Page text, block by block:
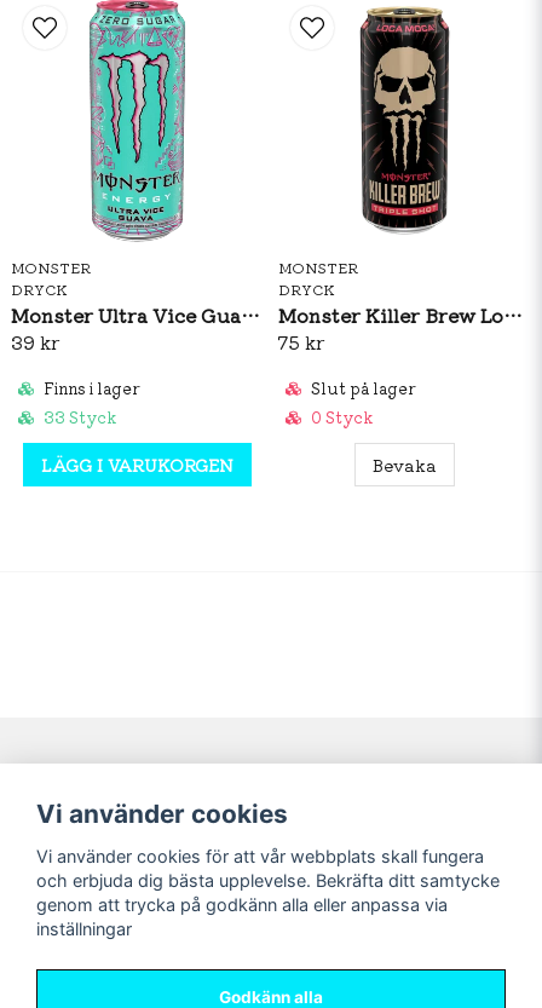
MONSTER
DRYCK
Monster Ultra Vice Guava 473ml
39 kr
Finns i lager
33 Styck
LÄGG I VARUKORGEN
MONSTER
DRYCK
Monster Killer Brew Loca Moca 437ml
75 kr
Slut på lager
0 Styck
Bevaka
Navigering
Nyheter!
Förbeställning
Mitt konto
Logga in
Registrera dig
Glömt lösenord?
Sociala medier
Vi använder cookies
Vi använder cookies för att vår webbplats skall fungera
och erbjuda dig bästa upplevelse. Bekräfta ditt samtycke
genom att trycka på godkänn alla eller anpassa via
inställningar
Godkänn alla